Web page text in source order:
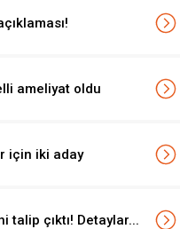
ameliyat oldu
için iki aday
talip çıktı! Detaylar...